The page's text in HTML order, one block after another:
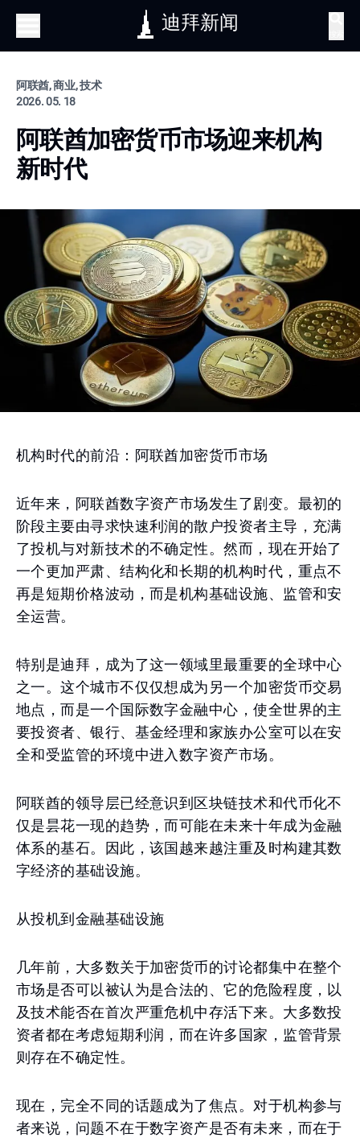
迪拜新闻
阿联酋, 商业, 技术
2026. 05. 18
阿联酋加密货币市场迎来机构
新时代
机构时代的前沿：阿联酋加密货币市场
近年来，阿联酋数字资产市场发生了剧变。最初的
阶段主要由寻求快速利润的散户投资者主导，充满
了投机与对新技术的不确定性。然而，现在开始了
一个更加严肃、结构化和长期的机构时代，重点不
再是短期价格波动，而是机构基础设施、监管和安
全运营。
特别是迪拜，成为了这一领域里最重要的全球中心
之一。这个城市不仅仅想成为另一个加密货币交易
地点，而是一个国际数字金融中心，使全世界的主
要投资者、银行、基金经理和家族办公室可以在安
全和受监管的环境中进入数字资产市场。
阿联酋的领导层已经意识到区块链技术和代币化不
仅是昙花一现的趋势，而可能在未来十年成为金融
体系的基石。因此，该国越来越注重及时构建其数
字经济的基础设施。
从投机到金融基础设施
几年前，大多数关于加密货币的讨论都集中在整个
市场是否可以被认为是合法的、它的危险程度，以
及技术能否在首次严重危机中存活下来。大多数投
资者都在考虑短期利润，而在许多国家，监管背景
则存在不确定性。
现在，完全不同的话题成为了焦点。对于机构参与
者来说，问题不在于数字资产是否有未来，而在于